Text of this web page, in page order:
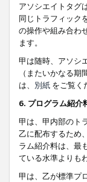
アソシエイトタグ
同じトラフィック
の操作や組み合わ
ます。
甲は随時、アソシ
（またいかなる
は、 別紙 をご覧く
6. プログラム紹介
甲は、甲内部のト
乙に配布するため
ラム紹介料は、最
ている水準よりも
甲は、乙が標準プ